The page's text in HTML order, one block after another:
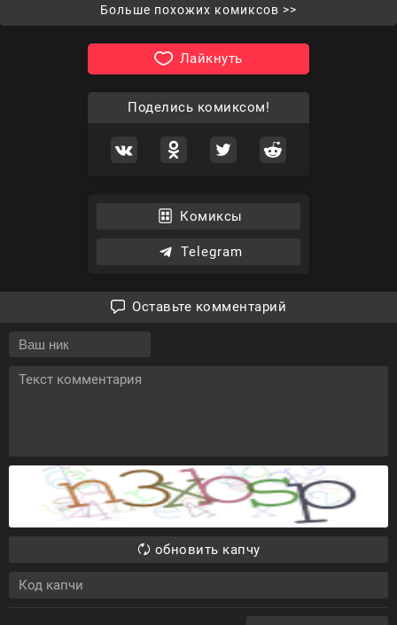
Больше похожих комиксов >>
Лайкнуть
Поделись комиксом!
Комиксы
Telegram
Оставьте комментарий
обновить капчу